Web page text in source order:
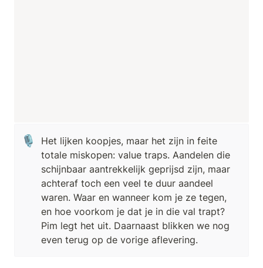
🎙️
Het lijken koopjes, maar het zijn in feite
totale miskopen: value traps. Aandelen die
schijnbaar aantrekkelijk geprijsd zijn, maar
achteraf toch een veel te duur aandeel
waren. Waar en wanneer kom je ze tegen,
en hoe voorkom je dat je in die val trapt?
Pim legt het uit. Daarnaast blikken we nog
even terug op de vorige aflevering.